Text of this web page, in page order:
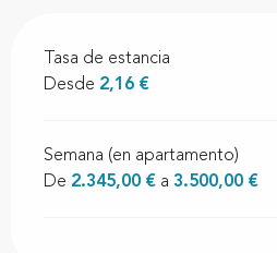
Tasa de estancia
Desde 2,16 €
Semana (en apartamento)
De 2.345,00 € a 3.500,00 €